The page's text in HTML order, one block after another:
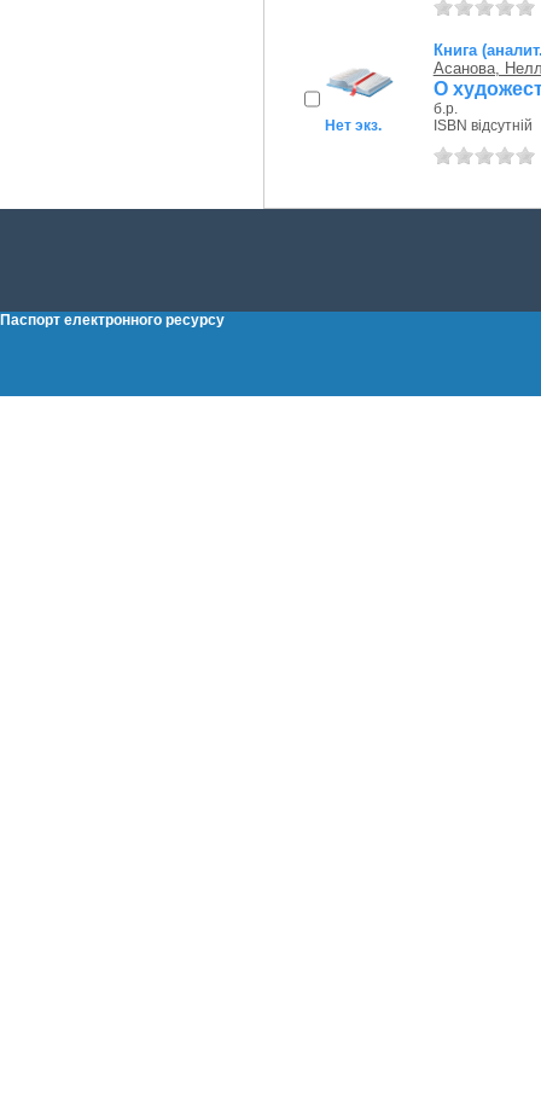
Нет экз.
Книга
Асанова,
О
б.р.
ISBN відсутній
Паспорт електронного ресурсу